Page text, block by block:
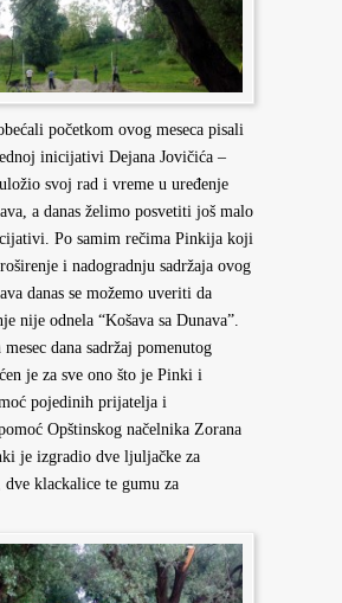
početkom ovog meseca pisali
inicijativi Dejana Jovičića –
svoj rad i vreme u uređenje
a danas želimo posvetiti još malo
Po samim rečima Pinkija koji
i nadogradnju sadržaja ovog
danas se možemo uveriti da
nije odnela “Košava sa Dunava”.
dana sadržaj pomenutog
je za sve ono što je Pinki i
pojedinih prijatelja i
Opštinskog načelnika Zorana
je izgradio dve ljuljačke za
dve klackalice te gumu za